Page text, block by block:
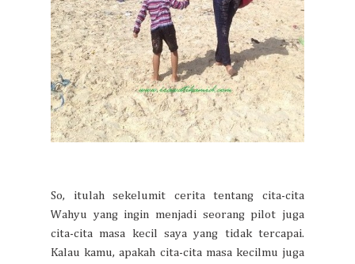
So, itulah sekelumit cerita tentang cita-cita
Wahyu yang ingin menjadi seorang pilot juga
cita-cita masa kecil saya yang tidak tercapai.
Kalau kamu, apakah cita-cita masa kecilmu juga